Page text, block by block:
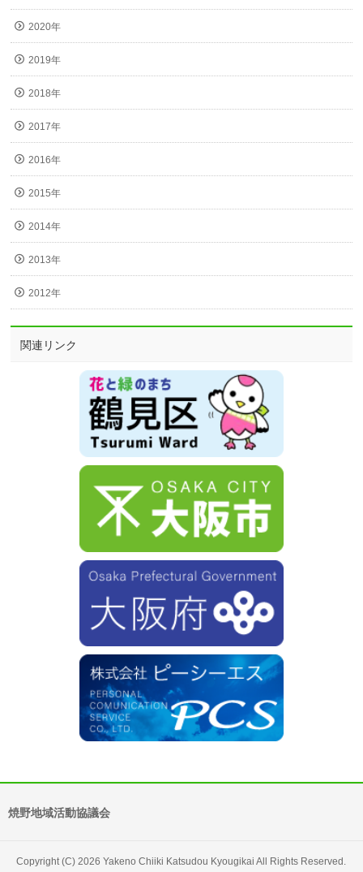
2020年
2019年
2018年
2017年
2016年
2015年
2014年
2013年
2012年
関連リンク
焼野地域活動協議会
Copyright (C) 2026 Yakeno Chiiki Katsudou Kyougikai All Rights Reserved.